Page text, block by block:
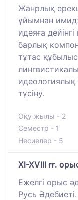
Жанрлық
ұйымнан
идеяға
барлық
тұтас
түсіну.
Оқу жылы - 2
Семестр - 1
Несиелер - 5
XI-XVIII ғғ.
Ежелгі орыс
Русь